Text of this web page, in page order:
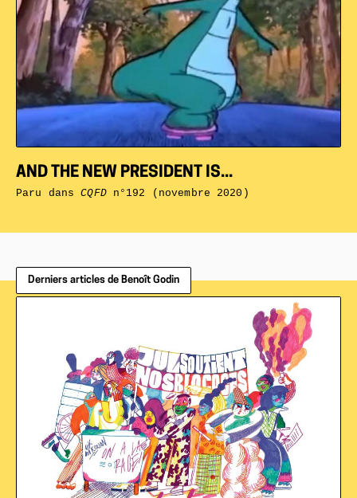
AND THE NEW PRESIDENT IS...
Paru dansCQFDn°192 (novembre 2020)
Derniers articles de Benoît Godin